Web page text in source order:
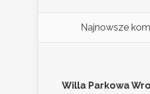
Najnowsze
Willa Parkowa